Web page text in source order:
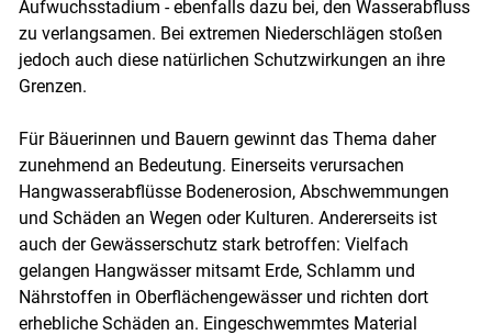
Skip to main content
Aufwuchsstadium - ebenfalls dazu bei, den Wasserabfluss
zu verlangsamen. Bei extremen Niederschlägen stoßen
jedoch auch diese natürlichen Schutzwirkungen an ihre
Grenzen.
Für Bäuerinnen und Bauern gewinnt das Thema daher
zunehmend an Bedeutung. Einerseits verursachen
Hangwasserabflüsse Bodenerosion, Abschwemmungen
und Schäden an Wegen oder Kulturen. Andererseits ist
auch der Gewässerschutz stark betroffen: Vielfach
gelangen Hangwässer mitsamt Erde, Schlamm und
Nährstoffen in Oberflächengewässer und richten dort
erhebliche Schäden an. Eingeschwemmtes Material